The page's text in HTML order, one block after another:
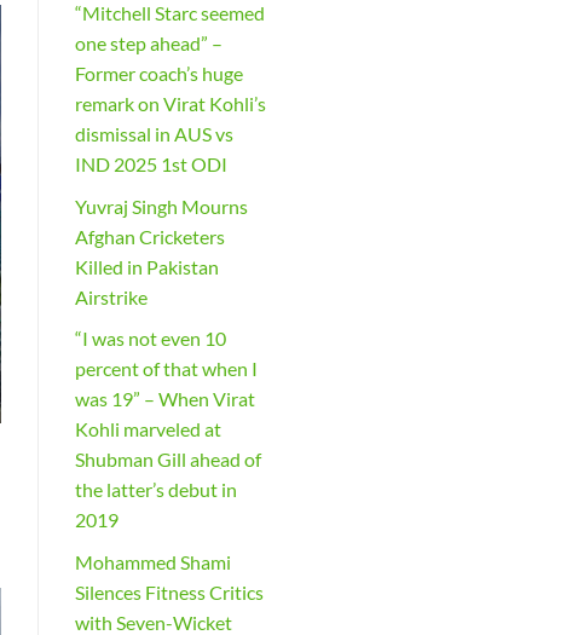
“Mitchell Starc seemed
one step ahead” –
Former coach’s huge
remark on Virat Kohli’s
dismissal in AUS vs
IND 2025 1st ODI
Yuvraj Singh Mourns
Afghan Cricketers
Killed in Pakistan
Airstrike
“I was not even 10
percent of that when I
was 19” – When Virat
Kohli marveled at
Shubman Gill ahead of
the latter’s debut in
2019
Mohammed Shami
Silences Fitness Critics
with Seven-Wicket